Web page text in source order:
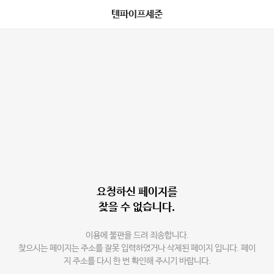
텐파이프세준
요청하신 페이지를
찾을 수 없습니다.
이용에 불편을 드려 죄송합니다.
찾으시는 페이지는 주소를 잘못 입력하였거나 삭제된 페이지 입니다. 페이
지 주소를 다시 한 번 확인해 주시기 바랍니다.